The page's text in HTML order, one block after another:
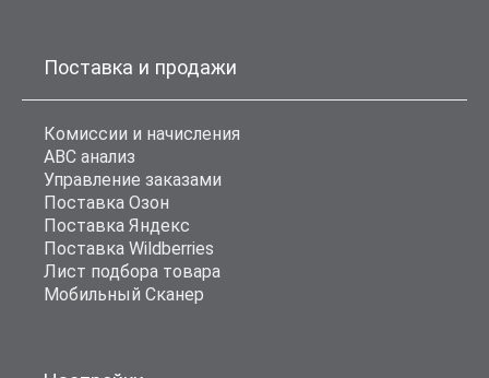
Поставка и продажи
Комиссии и начисления
ABC анализ
Управление заказами
Поставка Озон
Поставка Яндекс
Поставка Wildberries
Лист подбора товара
Мобильный Сканер